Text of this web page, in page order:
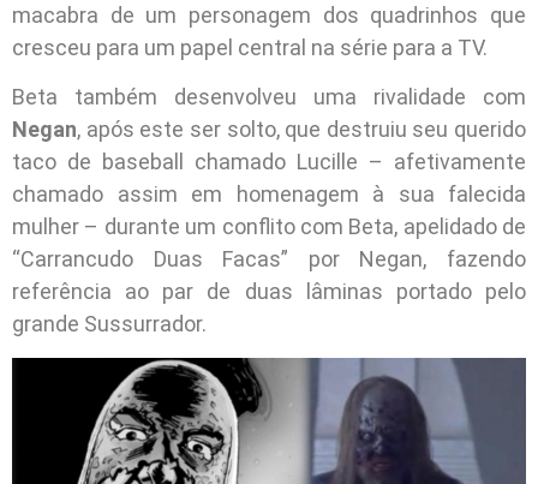
macabra de um personagem dos quadrinhos que
cresceu para um papel central na série para a TV.
Beta também desenvolveu uma rivalidade com
Negan, após este ser solto, que destruiu seu querido
taco de baseball chamado Lucille – afetivamente
chamado assim em homenagem à sua falecida
mulher – durante um conflito com Beta, apelidado de
“Carrancudo Duas Facas” por Negan, fazendo
referência ao par de duas lâminas portado pelo
grande Sussurrador.